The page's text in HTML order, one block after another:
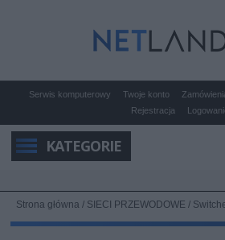
Serwis komputerowy Twoje konto
Rejestracja
KATEGORIE
Strona główna / SIECI PRZEWODOWE /